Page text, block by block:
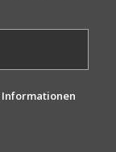
Informationen